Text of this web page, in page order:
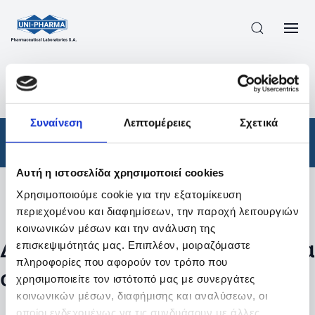
Συναίνεση Λεπτομέρειες Σχετικά
Αυτή η ιστοσελίδα χρησιμοποιεί cookies
Χρησιμοποιούμε cookie για την εξατομίκευση
περιεχομένου και διαφημίσεων, την παροχή λειτουργιών
κοινωνικών μέσων και την ανάλυση της
επισκεψιμότητάς μας. Επιπλέον, μοιραζόμαστε
πληροφορίες που αφορούν τον τρόπο που
χρησιμοποιείτε τον ιστότοπό μας με συνεργάτες
κοινωνικών μέσων, διαφήμισης και αναλύσεων, οι
οποίοι ενδεχομένως να τις συνδυάσουν με άλλες
ΠΡΟΪΟΝΤΑ ΣΥΝΤΑΓΟΓΡΑΦΟΎΜΕΝΑ
/
ΑΠΟΤΕΛΕΣΜΑΤΑ ΑΝΑΖΗΤΗΣΗΣ
Φάρμακα / Συνταγογραφούμενα
Φίλτρα
Δεν βρέθηκαν προϊόντα με τα
συγκεκριμένα φίλτρα